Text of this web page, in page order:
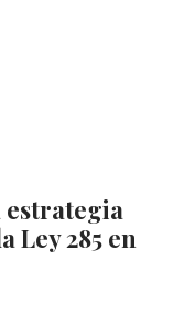
estrategia
Ley 285 en